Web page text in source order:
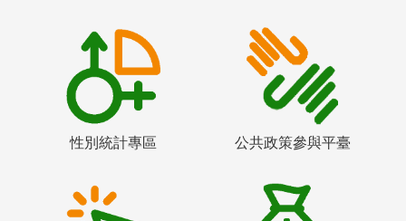
性別統計專區 公共政策參與平臺